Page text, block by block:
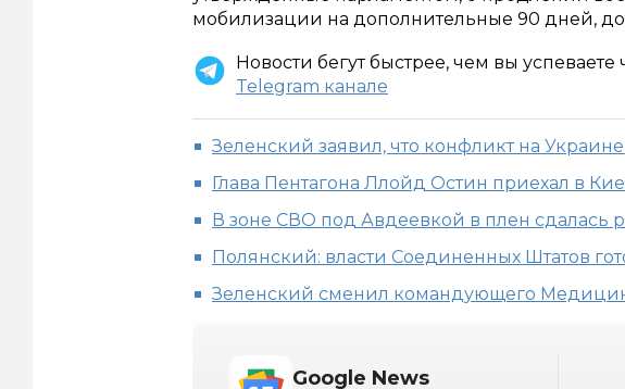
мобилизации на дополнительные 90 дней, до
Новости бегут быстрее, чем вы
Telegram канале
Зеленский заявил, что конфликт на
Глава Пентагона Ллойд Остин приехал в
В зоне СВО под Авдеевкой в плен сдалась
Полянский: власти Соединенных Штатов
Зеленский сменил командующего
Google News